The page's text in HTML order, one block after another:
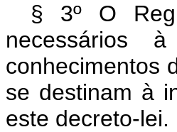
§ 3º O
necessários
conhecimentos
se destinam à
este decreto-lei.